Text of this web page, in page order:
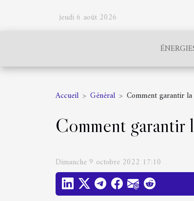
jeudi 6 août 2026
Accueil Général Comment garantir
Comment garantir
Dimanche 9 octobre 2022 17:10